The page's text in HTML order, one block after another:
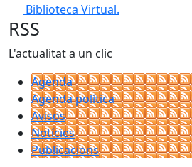
Biblioteca Virtual.
RSS
L'actualitat a un clic
Agenda
Agenda política
Avisos
Notícies
Publicacions